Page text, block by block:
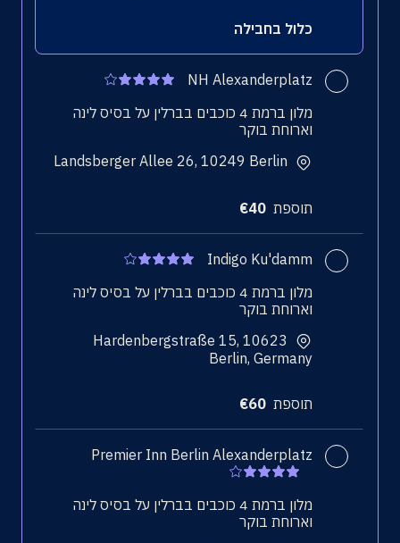
כלול בחבילה
NH Alexanderplatz
מלון ברמת 4 כוכבים בברלין על בסיס לינה
וארוחת בוקר
Landsberger Allee 26, 10249 Berlin
תוספת 40
€
Indigo Ku'damm
מלון ברמת 4 כוכבים בברלין על בסיס לינה
וארוחת בוקר
Hardenbergstraße 15, 10623
Berlin, Germany
תוספת 60
€
Premier Inn Berlin Alexanderplatz
מלון ברמת 4 כוכבים בברלין על בסיס לינה
וארוחת בוקר